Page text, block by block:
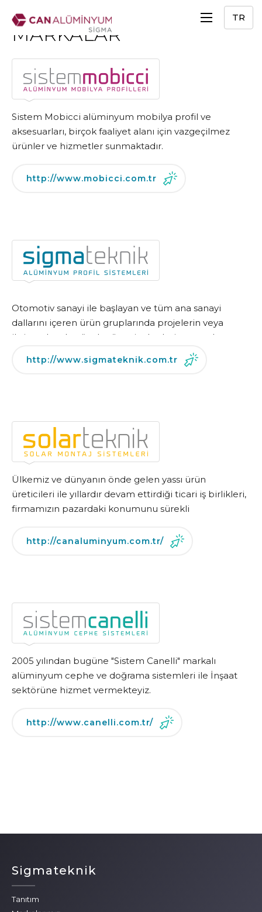
MARKALAR
Sistem Mobicci alüminyum mobilya profil ve
aksesuarları, birçok faaliyet alanı için vazgeçilmez
ürünler ve hizmetler sunmaktadır.
http://www.mobicci.com.tr
Otomotiv sanayi ile başlayan ve tüm ana sanayi
dallarını içeren ürün gruplarında projelerin veya
ihtiyaç duyulan özel müşteri taleplerine uygulama ve
http://www.sigmateknik.com.tr
Ülkemiz ve dünyanın önde gelen yassı ürün
üreticileri ile yıllardır devam ettirdiği ticari iş birlikleri,
firmamızın pazardaki konumunu sürekli
http://canaluminyum.com.tr/
2005 yılından bugüne "Sistem Canelli" markalı
alüminyum cephe ve doğrama sistemleri ile İnşaat
sektörüne hizmet vermekteyiz.
http://www.canelli.com.tr/
TR
Sigmateknik
Tanıtım